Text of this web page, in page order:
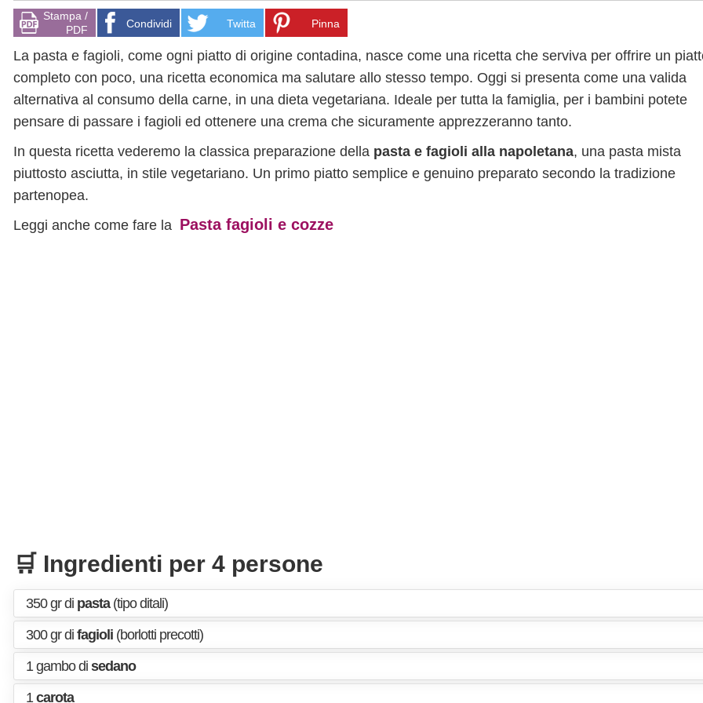
Stampa /
PDF
Condividi Twitta Pinna
La pasta e fagioli, come ogni piatto di origine contadina, nasce come una ricetta che serviva per offrire un
completo con poco, una ricetta economica ma salutare allo stesso tempo. Oggi si presenta come una valida
alternativa al consumo della carne, in una dieta vegetariana. Ideale per tutta la famiglia, per i bambini potete
pensare di passare i fagioli ed ottenere una crema che sicuramente apprezzeranno tanto.
In questa ricetta vederemo la classica preparazione della pasta e fagioli alla napoletana, una pasta mista
piuttosto asciutta, in stile vegetariano. Un primo piatto semplice e genuino preparato secondo la tradizione
partenopea.
Leggi anche come fare la Pasta fagioli e cozze
🛒 Ingredienti per 4 persone
350 gr di pasta(tipo ditali)
300 gr di fagioli (borlotti precotti)
1 gambo di sedano
1carota